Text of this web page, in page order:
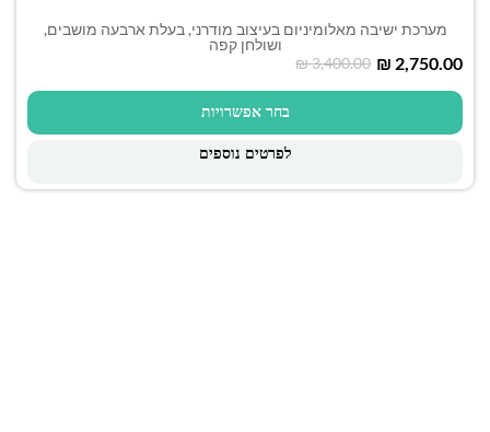
מערכת ישיבה מאלומיניום בעיצוב מודרני, בעלת ארבעה מושבים,
ושולחן קפה
₪3,400.00 ₪ 2,750.00
בחר אפשרויות
לפרטים נוספים